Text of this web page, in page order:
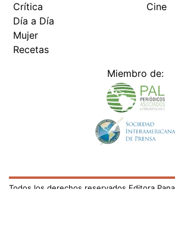
Crítica
Día a Día
Mujer
Recetas
Cine
Miembro de:
Todos los derechos reservados Editora